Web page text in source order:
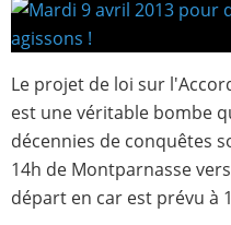
Le projet de loi sur
est une véritable bombe
décennies de conquêtes
14h de Montparnasse
départ en car est prévu à